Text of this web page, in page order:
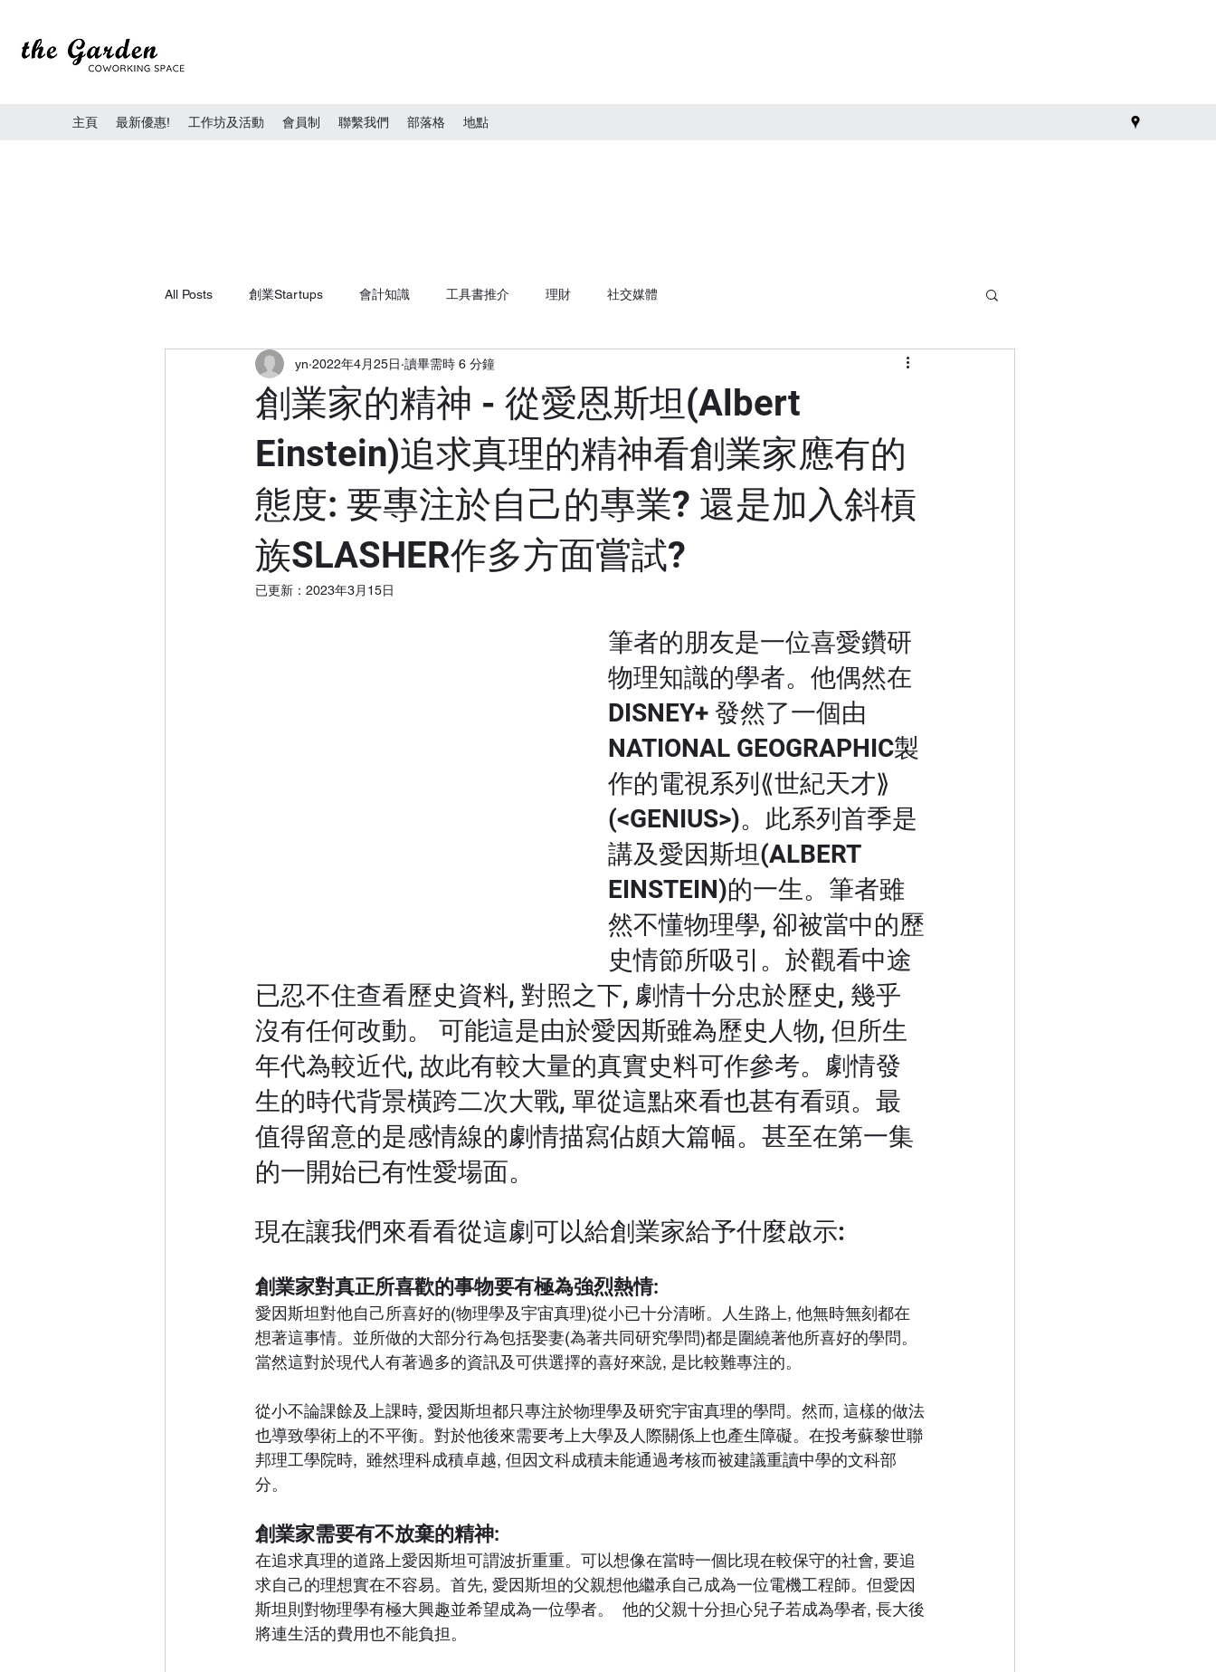
主頁 最新優惠! 工作坊及活動 會員制 聯繫我們 部落格 地點
All Posts 創業Startups 會計知識 工具書推介 理財 社交媒體
創業家的精神 - 從愛恩斯坦(Albert
Einstein)追求真理的精神看創業家應有的
態度: 要專注於自己的專業? 還是加入斜槓
族SLASHER作多方面嘗試?
yn 2022年4月25日 讀畢需時 6 分鐘
已更新： 2023年3月15日
筆者的朋友是一位喜愛鑽研
物理知識的學者。他偶然在
DISNEY+ 發然了一個由
NATIONAL GEOGRAPHIC製
作的電視系列⟪世紀天才⟫
(<GENIUS>)。此系列首季是
講及愛因斯坦(ALBERT
EINSTEIN)的一生。筆者雖
然不懂物理學, 卻被當中的歷
史情節所吸引。於觀看中途
已忍不住查看歷史資料, 對照之下, 劇情十分忠於歷史, 幾乎
沒有任何改動。 可能這是由於愛因斯雖為歷史人物, 但所生
年代為較近代, 故此有較大量的真實史料可作參考。劇情發
生的時代背景橫跨二次大戰, 單從這點來看也甚有看頭。最
值得留意的是感情線的劇情描寫佔頗大篇幅。甚至在第一集
的一開始已有性愛場面。
現在讓我們來看看從這劇可以給創業家給予什麼啟示:
創業家對真正所喜歡的事物要有極為強烈熱情:
愛因斯坦對他自己所喜好的(物理學及宇宙真理)從小已十分清晰。人生路上, 他無時無刻都在
想著這事情。並所做的大部分行為包括娶妻(為著共同研究學問)都是圍繞著他所喜好的學問。
當然這對於現代人有著過多的資訊及可供選擇的喜好來說, 是比較難專注的。
從小不論課餘及上課時, 愛因斯坦都只專注於物理學及研究宇宙真理的學問。然而, 這樣的做法
也導致學術上的不平衡。對於他後來需要考上大學及人際關係上也產生障礙。在投考蘇黎世聯
邦理工學院時,  雖然理科成積卓越, 但因文科成積未能通過考核而被建議重讀中學的文科部
分。
創業家需要有不放棄的精神:
在追求真理的道路上愛因斯坦可謂波折重重。可以想像在當時一個比現在較保守的社會, 要追
求自己的理想實在不容易。首先, 愛因斯坦的父親想他繼承自己成為一位電機工程師。但愛因
斯坦則對物理學有極大興趣並希望成為一位學者。  他的父親十分担心兒子若成為學者, 長大後
將連生活的費用也不能負担。